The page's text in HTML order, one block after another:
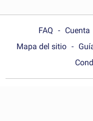
FAQ Cuenta
Mapa del sitio